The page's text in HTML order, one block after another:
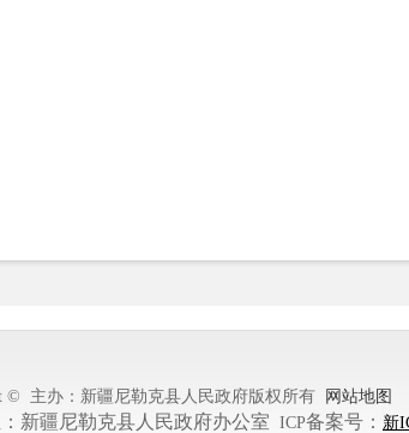
© 主办：新疆尼勒克县人民政府版权所有 网站地图
新疆尼勒克县人民政府办公室 ICP备案号： 新